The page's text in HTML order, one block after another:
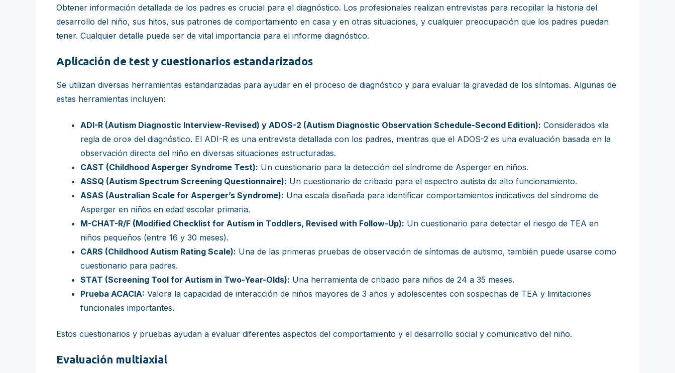
Obtener información detallada de los padres es crucial para el diagnóstico. Los profesionales realizan entrevistas para recopilar la historia del
desarrollo del niño, sus hitos, sus patrones de comportamiento en casa y en otras situaciones, y cualquier preocupación que los padres puedan
tener. Cualquier detalle puede ser de vital importancia para el informe diagnóstico.
Aplicación de test y cuestionarios estandarizados
Se utilizan diversas herramientas estandarizadas para ayudar en el proceso de diagnóstico y para evaluar la gravedad de los síntomas. Algunas de
estas herramientas incluyen:
ADI-R (Autism Diagnostic Interview-Revised) y ADOS-2 (Autism Diagnostic Observation Schedule-Second Edition): Considerados «la
regla de oro» del diagnóstico. El ADI-R es una entrevista detallada con los padres, mientras que el ADOS-2 es una evaluación basada en la
observación directa del niño en diversas situaciones estructuradas.
CAST (Childhood Asperger Syndrome Test): Un cuestionario para la detección del síndrome de Asperger en niños.
ASSQ (Autism Spectrum Screening Questionnaire): Un cuestionario de cribado para el espectro autista de alto funcionamiento.
ASAS (Australian Scale for Asperger’s Syndrome): Una escala diseñada para identificar comportamientos indicativos del síndrome de
Asperger en niños en edad escolar primaria.
M-CHAT-R/F (Modified Checklist for Autism in Toddlers, Revised with Follow-Up): Un cuestionario para detectar el riesgo de TEA en
niños pequeños (entre 16 y 30 meses).
CARS (Childhood Autism Rating Scale): Una de las primeras pruebas de observación de síntomas de autismo, también puede usarse como
cuestionario para padres.
STAT (Screening Tool for Autism in Two-Year-Olds): Una herramienta de cribado para niños de 24 a 35 meses.
Prueba ACACIA: Valora la capacidad de interacción de niños mayores de 3 años y adolescentes con sospechas de TEA y limitaciones
funcionales importantes.
Estos cuestionarios y pruebas ayudan a evaluar diferentes aspectos del comportamiento y el desarrollo social y comunicativo del niño.
Evaluación multiaxial